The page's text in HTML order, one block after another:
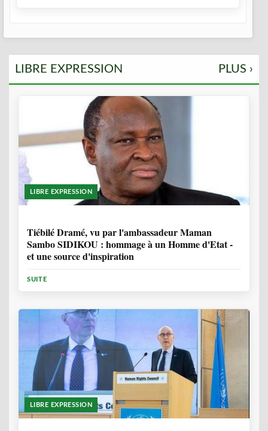
LIBRE EXPRESSION PLUS ›
LIBRE EXPRESSION
Tiébilé Dramé, vu par l'ambassadeur Maman
Sambo SIDIKOU : hommage à un Homme d'Etat -
et une source d'inspiration
SUITE
LIBRE EXPRESSION